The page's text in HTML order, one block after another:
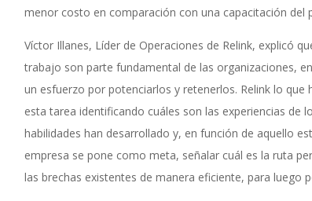
menor costo en comparación con una capacitación del
Víctor Illanes, Líder de Operaciones de Relink, explicó
trabajo son parte fundamental de las organizaciones,
un esfuerzo por potenciarlos y retenerlos. Relink lo que
esta tarea identificando cuáles son las experiencias de
habilidades han desarrollado y, en función de aquello
empresa se pone como meta, señalar cuál es la ruta
las brechas existentes de manera eficiente, para luego